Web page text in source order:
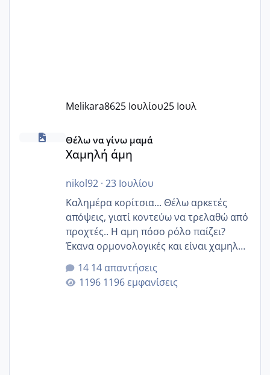
Melikara8625 Ιουλίου25 Ιουλ
Χαμηλή άμη
Θέλω να γίνω μαμά
Χαμηλή άμη
nikol92· 23 Ιουλίου
Καλημέρα κορίτσια... Θέλω αρκετές
απόψεις, γιατί κοντεύω να τρελαθώ από
προχτές.. Η αμη πόσο ρόλο παίζει?
Έκανα ορμονολογικές και είναι χαμηλή
για την ηλικία μου.. Είχα ήδη μια
εγκυμοσύνη, που έπρεπε να τερματιστεί
στην 27η εβδομάδα και προσπαθώ 7
14 απαντήσεις
1196 εμφανίσεις